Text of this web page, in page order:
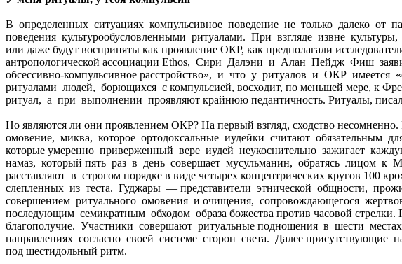
В определенных ситуациях компульсивное поведение не только далеко
поведения культурообусловленными ритуалами. При взгляде извне
или даже будут восприняты как проявление ОКР, как предполагали
антропологической ассоциации Ethos, Сири Далэни и Алан Пейдж Фиш
обсессивно-компульсивное расстройство», и что у ритуалов и ОКР
ритуалами людей, борющихся с компульсией, восходит, по меньшей мере, к
ритуал, а при выполнении проявляют крайнюю педантичность. Ритуалы,
Но являются ли они проявлением ОКР? На первый взгляд, сходство
омовение, миква, которое ортодоксальные иудейки считают обязательным
которые умеренно приверженный вере иудей неукоснительно зажигает
намаз, который пять раз в день совершает мусульманин, обратясь лицом к
расставляют в строгом порядке в виде четырех концентрических кругов
слепленных из теста. Гуджары — представители этнической общности,
совершением ритуального омовения и очищения, сопровождающегося
последующим семикратным обходом образа божества против часовой
благополучие. Участники совершают ритуальные подношения в шести
направлениях согласно своей системе сторон света. Далее
под шестидольный ритм.